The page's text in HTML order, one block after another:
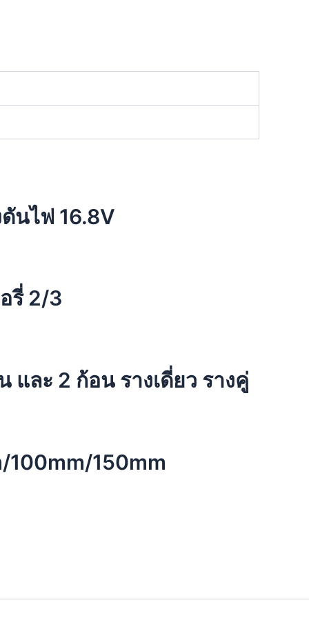
นไฟ 16.8V
รี่ 2/3
ละ 2 ก้อน รางเดี่ยว รางคู่
100mm/150mm